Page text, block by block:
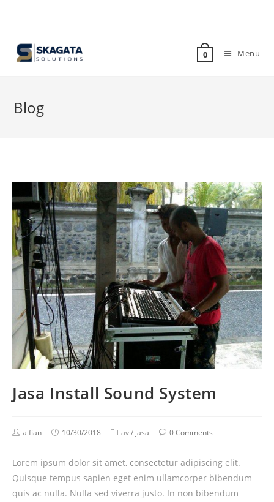
0 Menu
Blog
Jasa Install Sound System
alfian 10/30/2018 av/ jasa 0 Comments
Lorem ipsum dolor sit amet, consectetur adipiscing elit.
Quisque tempus sapien eget enim ullamcorper bibendum
quis ac nulla. Nulla sed viverra justo. In non bibendum